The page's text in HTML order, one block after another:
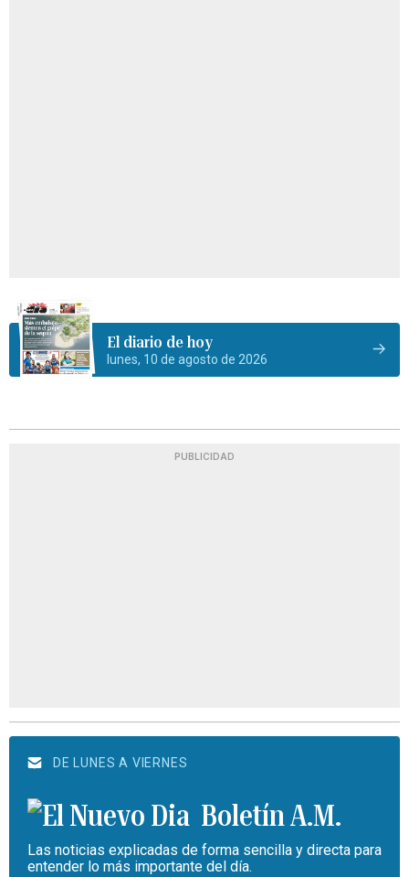
El diario de hoy
lunes, 10 de agosto de 2026
PUBLICIDAD
DE LUNES A VIERNES
Boletín A.M.
Las noticias explicadas de forma sencilla y directa para
entender lo más importante del día.